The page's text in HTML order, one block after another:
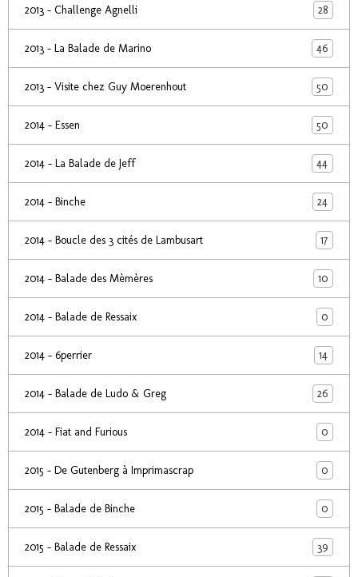
2013 - Challenge Agnelli 28
2013 - La Balade de Marino 46
2013 - Visite chez Guy Moerenhout 50
2014 - Essen 50
2014 - La Balade de Jeff 44
2014 - Binche 24
2014 - Boucle des 3 cités de Lambusart 17
2014 - Balade des Mèmères 10
2014 - Balade de Ressaix 0
2014 - 6perrier 14
2014 - Balade de Ludo & Greg 26
2014 - Fiat and Furious 0
2015 - De Gutenberg à Imprimascrap 0
2015 - Balade de Binche 0
2015 - Balade de Ressaix 39